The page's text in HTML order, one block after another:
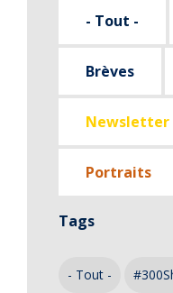
- Tout -
Brèves
Newsletter
Portraits
Tags
- Tout -